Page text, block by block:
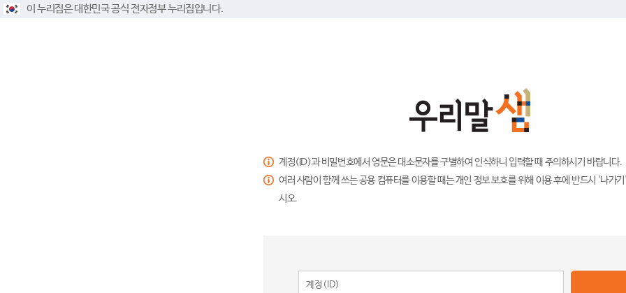
이 누리집은 대한민국 공식 전자정부 누리집입니다.
계정(ID)과 비밀번호에서 영문은 대소문자를 구별하여 인식하니 입력할 때 주의하시기 바랍니다.
여러 사람이 함께 쓰는 공용 컴퓨터를 이용할 때는 개인 정보 보호를 위해 이용 후에 반드시 '나가
시오.